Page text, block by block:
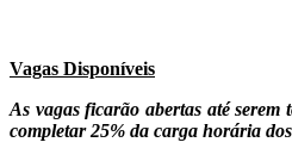
Vagas Disponíveis
As vagas ficarão abertas até serem
completar 25% da carga horária